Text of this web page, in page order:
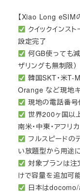
【Xiao Long eSIM
クイックインス
設定完了
何GB使っても
ザリングも無制限）
韓国SKT・米T-
Orange など現地
現地の電話番号
世界200ヶ国以
南米・中東・アフリ
フルスピードの
い放題型から用途
対象プランは注
けで容量を追加可
日本はdocomo/